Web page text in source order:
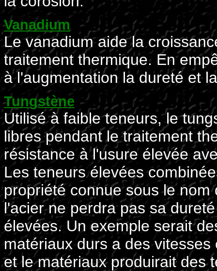
Vanadium
Le vanadium aide la
traitement thermique. En
à l'augmentation la dureté et
Tungstène
Utilisé à faible teneurs, le
libres pendant le traitement
résistance à l'usure élevée
Les teneurs élevées
propriété connue sous le
l'acier ne perdra pas sa
élevées. Un exemple serait
matériaux durs a des
et le matériaux produirait des